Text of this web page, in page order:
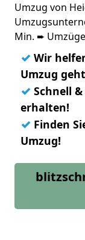
Umzug von
Min. ➨
✓ Wir
Umzug
✓ Schnell
erhalten!
✓ Finden
Umzug!